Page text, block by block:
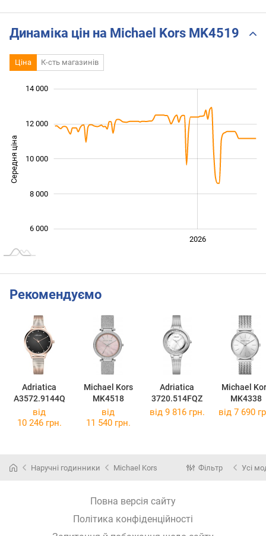
Динаміка цін на Michael Kors MK4519
Ціна К-сть магазинів
Середня ціна 10 000
6 000
8 000
10 000
12 000
14 000
2026
Рекомендуємо
Adriatica
A3572.9144Q
Michael Kors
MK4518
Adriatica
3720.514FQZ
Michael
MK4338
від
10 246 грн.
від
11 540 грн.
від 9 816 грн. від 7 690
Наручні годинники Michael Kors Фільтр Усі
Повна версія сайту
Політика конфіденційності